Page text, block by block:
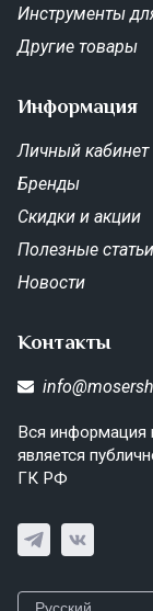
Инструменты
Другие товары
Информация
Личный кабинет
Бренды
Скидки и акции
Полезные статьи
Новости
Контакты
Вся информация
является
ГК РФ